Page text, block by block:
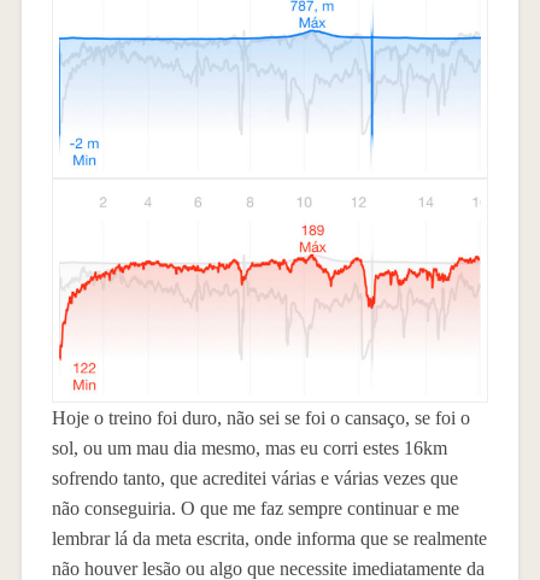
Hoje o treino foi duro, não sei se foi o cansaço, se foi o
sol, ou um mau dia mesmo, mas eu corri estes 16km
sofrendo tanto, que acreditei várias e várias vezes que
não conseguiria. O que me faz sempre continuar e me
lembrar lá da meta escrita, onde informa que se realmente
não houver lesão ou algo que necessite imediatamente da